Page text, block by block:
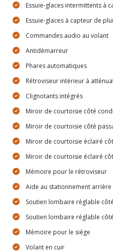
Essuie-glaces intermittents à
Essuie-glaces à capteur de
Commandes audio au volant
Antidémarreur
Phares automatiques
Rétroviseur intérieur à
Clignotants intégrés
Miroir de courtoisie côté
Miroir de courtoisie côté
Miroir de courtoisie éclairé
Miroir de courtoisie éclairé
Mémoire pour le rétroviseur
Aide au stationnement arrière
Soutien lombaire réglable
Soutien lombaire réglable
Mémoire pour le siège
Volant en cuir